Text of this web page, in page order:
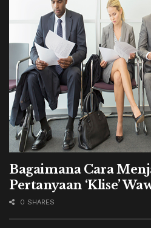
Bagaimana Cara
Pertanyaan ‘Klise’
0 SHARES